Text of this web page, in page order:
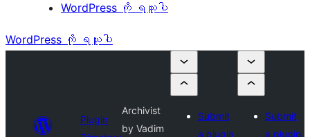
WordPress ကို ရယူပါ
WordPress ကို ရယူပါ
Plugin
Archivist
by Vadim
Submit
a plugin
Submit
a plugin